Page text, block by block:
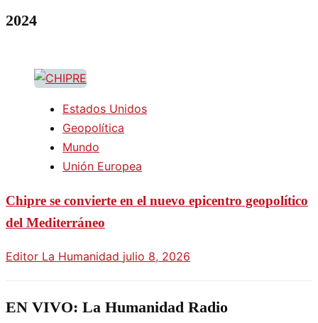
2024
Estados Unidos
Geopolítica
Mundo
Unión Europea
Chipre se convierte en el nuevo epicentro geopolítico
del Mediterráneo
Editor La Humanidad julio 8, 2026
EN VIVO: La Humanidad Radio